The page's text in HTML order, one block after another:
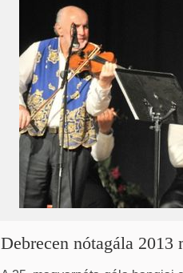
Debrecen nótagála 2013